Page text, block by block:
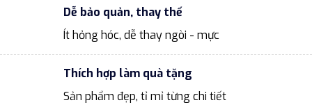
Dễ bảo quản, thay thế
Ít hỏng hóc, dễ thay ngòi - mực
Thích hợp làm quà tặng
Sản phẩm đẹp, tỉ mỉ từng chi tiết